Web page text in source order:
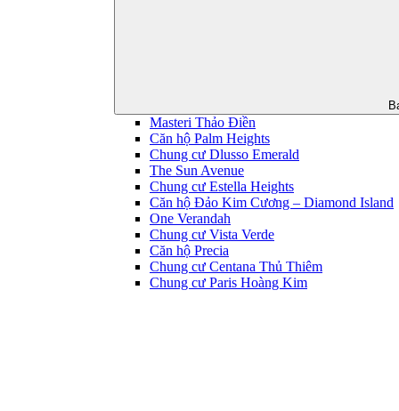
Masteri Thảo Điền
Căn hộ Palm Heights
Chung cư Dlusso Emerald
The Sun Avenue
Chung cư Estella Heights
Căn hộ Đảo Kim Cương – Diamond Island
One Verandah
Chung cư Vista Verde
Căn hộ Precia
Chung cư Centana Thủ Thiêm
Chung cư Paris Hoàng Kim